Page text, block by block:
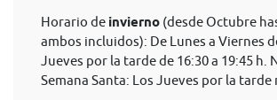
Horario de invierno (desde Octubre
ambos incluidos): De Lunes a Viernes
Jueves por la tarde de 16:30 a 19:45 h.
Semana Santa: Los Jueves por la tarde